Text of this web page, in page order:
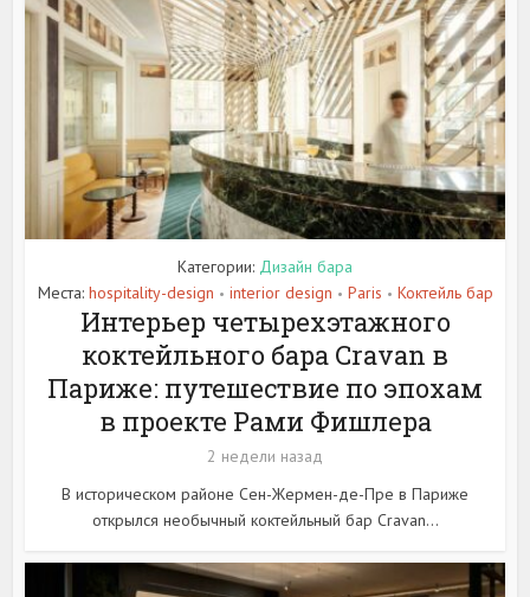
Категории: Дизайн бара
Места: hospitality-design • interior design • Paris • Коктейль бар
Интерьер четырехэтажного
коктейльного бара Cravan в
Париже: путешествие по эпохам
в проекте Рами Фишлера
2 недели назад
В историческом районе Сен-Жермен-де-Пре в Париже
открылся необычный коктейльный бар Cravan...